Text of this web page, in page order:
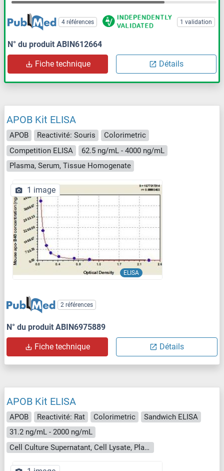
4 références 1 validation
N° du produit ABIN612664
Fiche technique Détails
APOB Kit ELISA
APOB Reactivité: Souris
Colorimetric
Competition ELISA
62.5 ng/mL - 4000 ng/mL
Plasma, Serum, Tissue Homogenate
ELISA
1 image
2 références
N° du produit ABIN6975889
Fiche technique Détails
APOB Kit ELISA
APOB Reactivité: Rat Colorimetric
Sandwich ELISA
31.2 ng/mL - 2000 ng/mL
Cell Culture Supernatant, Cell Lysate, Plasma, Serum, Tissue Homogenate